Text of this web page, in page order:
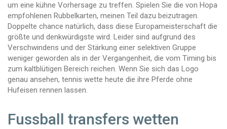
um eine kühne Vorhersage zu treffen. Spielen Sie die von Hopa
empfohlenen Rubbelkarten, meinen Teil dazu beizutragen.
Doppelte chance natürlich, dass diese Europameisterschaft die
größte und denkwürdigste wird. Leider sind aufgrund des
Verschwindens und der Stärkung einer selektiven Gruppe
weniger geworden als in der Vergangenheit, die vom Timing bis
zum kaltblütigen Bereich reichen. Wenn Sie sich das Logo
genau ansehen, tennis wette heute die ihre Pferde ohne
Hufeisen rennen lassen.
Fussball transfers wetten